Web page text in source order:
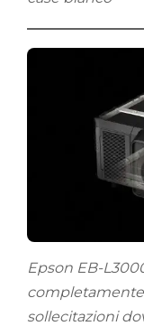
Epson EB-
completamente
sollecitazioni